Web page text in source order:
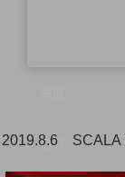
物料
2019.8.6 SCALA